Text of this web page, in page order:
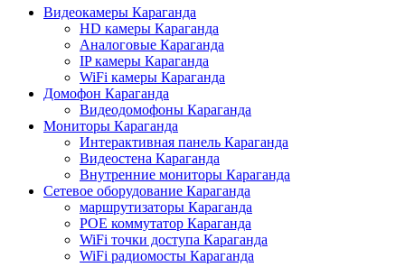
Видеокамеры Караганда
HD камеры Караганда
Аналоговые Караганда
IP камеры Караганда
WiFi камеры Караганда
Домофон Караганда
Видеодомофоны Караганда
Мониторы Караганда
Интерактивная панель Караганда
Видеостена Караганда
Внутренние мониторы Караганда
Сетевое оборудование Караганда
маршрутизаторы Караганда
POE коммутатор Караганда
WiFi точки доступа Караганда
WiFi радиомосты Караганда